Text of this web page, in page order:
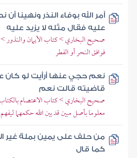
أمر الله بوفاء النذر ونهينا
عليه فقال مثله لا يزيد عليه
صحيح البخاري > كتاب الأيمان والنذور
فوافق النحر أو الفطر
نعم حجي عنها أرأيت لو كان
قاضيته قالت نعم
صحيح البخاري > كتاب الاعتصام
معلوما بأصل مبين قد بين الله حكمهما
من حلف على يمين بملة غير
كما قال